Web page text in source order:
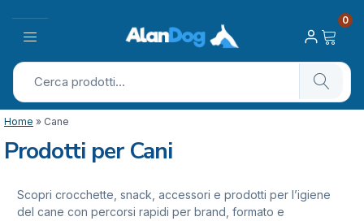
0
Home » Cane
Prodotti per Cani
Scopri crocchette, snack, accessori e prodotti per l’igiene
del cane con percorsi rapidi per brand, formato e